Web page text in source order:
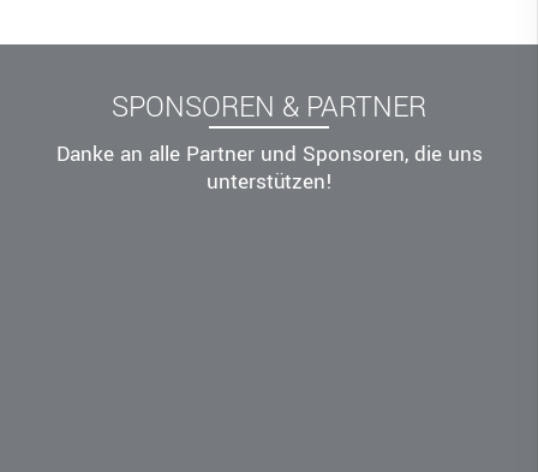
SPONSOREN & PARTNER
Danke an alle Partner und Sponsoren, die uns
unterstützen!